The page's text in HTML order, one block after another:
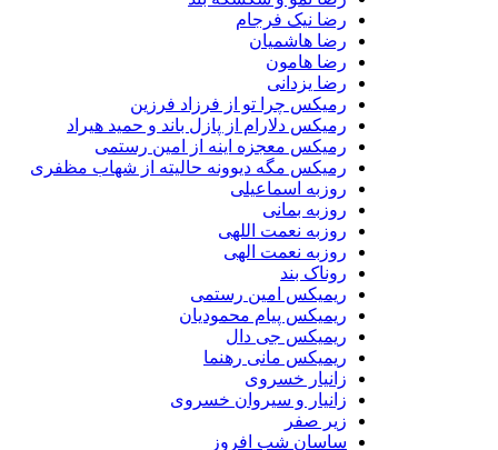
رضا نیک فرجام
رضا هاشمیان
رضا هامون
رضا یزدانی
رمیکس چرا تو از فرزاد فرزین
رمیکس دلارام از پازل باند و حمید هیراد
رمیکس معجزه اینه از امین رستمی
رمیکس مگه دیوونه حالیته از شهاب مظفری
روزبه اسماعیلی
روزبه بمانی
روزبه نعمت اللهی
روزبه نعمت الهی
روناک بند
ریمیکس امین رستمی
ریمیکس پیام محمودیان
ریمیکس جی دال
ریمیکس مانی رهنما
زانیار خسروی
زانیار و سیروان خسروی
زیر صفر
ساسان شب افروز